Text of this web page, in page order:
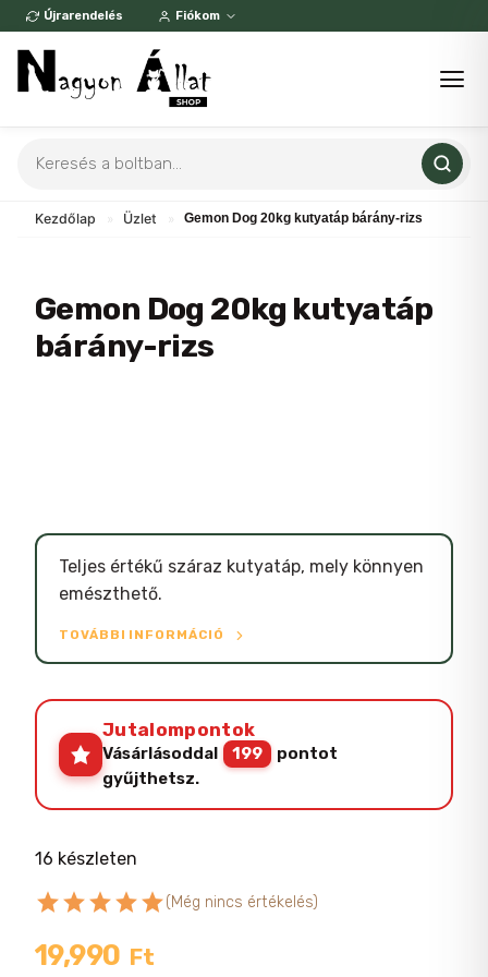
Skip
content
Újrarendelés Fiókom
search
Kezdőlap Üzlet Gemon Dog 20kg kutyatáp bárány-rizs
Gemon Dog 20kg kutyatáp
bárány-rizs
starstarstarstarstar(Még nincs értékelés)
19,990 Ft
Teljes értékű száraz kutyatáp, mely könnyen
emészthető.
TOVÁBBI INFORMÁCIÓ
Jutalompontok
Vásárlásoddal 199
pontot
gyűjthetsz.
16 készleten